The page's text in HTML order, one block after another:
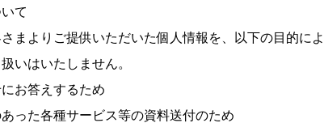
て
まよりご提供いただいた個人情報を、以下の目的に
いはいたしません。
お答えするため
った各種サービス等の資料送付のため